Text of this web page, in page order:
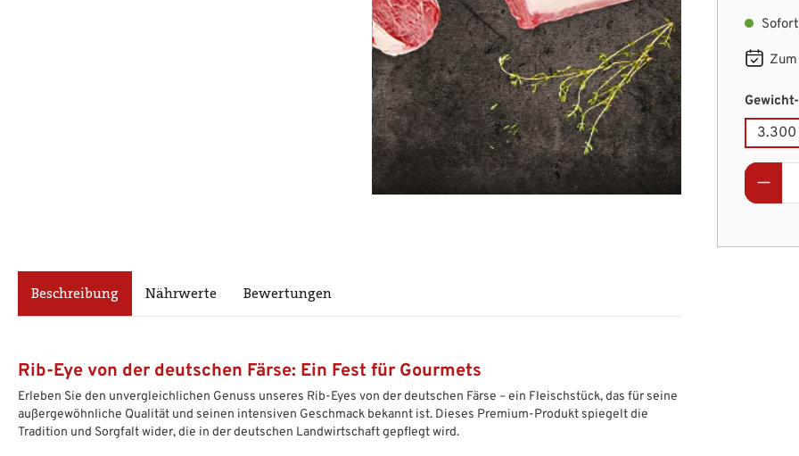
Beschreibung Nährwerte Bewertungen
Rib-Eye von der deutschen Färse: Ein Fest für Gourmets
Erleben Sie den unvergleichlichen Genuss unseres Rib-Eyes von der deutschen Färse – ein Fleischstück, das für seine
außergewöhnliche Qualität und seinen intensiven Geschmack bekannt ist. Dieses Premium-Produkt spiegelt die
Tradition und Sorgfalt wider, die in der deutschen Landwirtschaft gepflegt wird.